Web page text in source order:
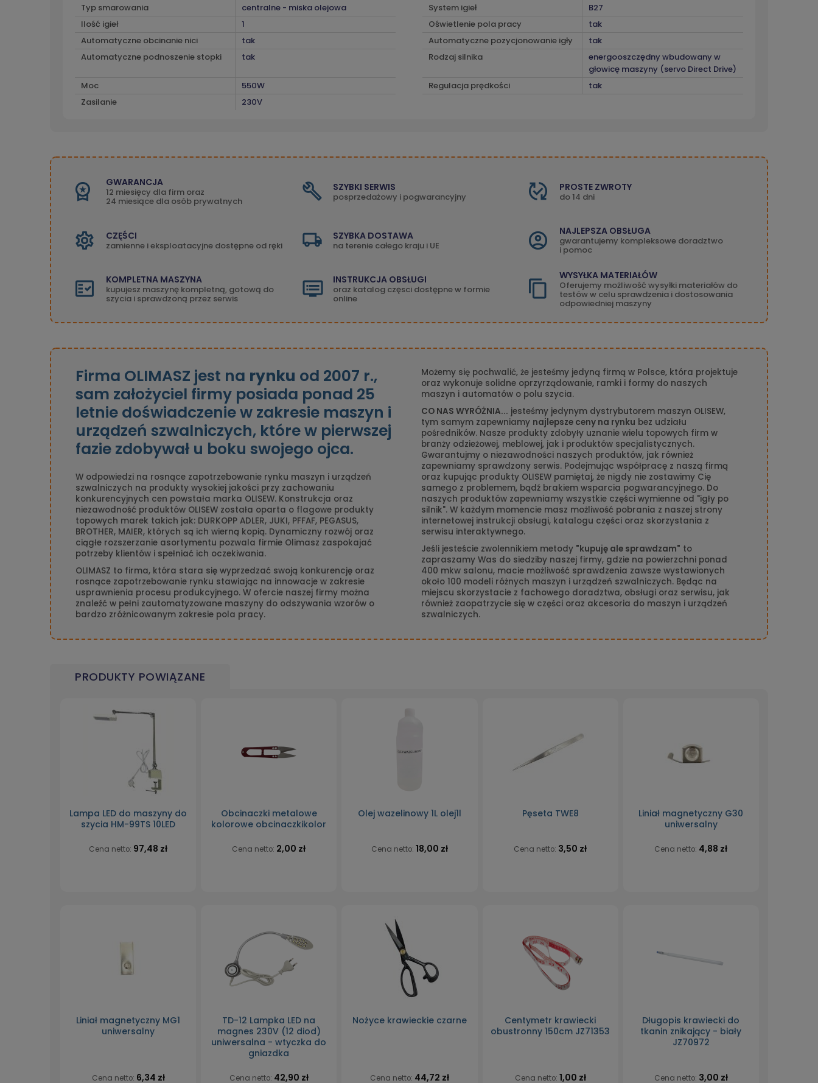
Typ smarowania
centralne - miska olejowa System igieł
B27
Ilość igieł
1 Oświetlenie pola pracy
tak
Automatyczne obcinanie nici
tak Automatyczne pozycjonowanie igły
tak
Automatyczne podnoszenie stopki
tak Rodzaj silnika
energooszczędny wbudowany w
głowicę maszyny (servo Direct Drive)
Moc
550W Regulacja prędkości
tak
Zasilanie
230V
GWARANCJA
12 miesięcy dla firm oraz
24 miesiące dla osób prywatnych
SZYBKI SERWIS
posprzedażowy i pogwarancyjny
PROSTE ZWROTY
do 14 dni
CZĘŚCI
zamienne i eksploatacyjne dostępne od ręki
SZYBKA DOSTAWA
na terenie całego kraju i UE
NAJLEPSZA OBSŁUGA
gwarantujemy kompleksowe doradztwo
i pomoc
KOMPLETNA MASZYNA
kupujesz maszynę kompletną, gotową do
szycia i sprawdzoną przez serwis
INSTRUKCJA OBSŁUGI
oraz katalog częsci dostępne w formie
online
WYSYŁKA MATERIAŁÓW
Oferujemy możliwość wysyłki materiałów do
testów w celu sprawdzenia i dostosowania
odpowiedniej maszyny
Firma OLIMASZ jest na rynku od 2007 r.,
sam założyciel firmy posiada ponad 25
letnie doświadczenie w zakresie maszyn i
urządzeń szwalniczych, które w pierwszej
fazie zdobywał u boku swojego ojca.
W odpowiedzi na rosnące zapotrzebowanie rynku maszyn i urządzeń
szwalniczych na produkty wysokiej jakości przy zachowaniu
konkurencyjnych cen powstała marka OLISEW. Konstrukcja oraz
niezawodność produktów OLISEW została oparta o flagowe produkty
topowych marek takich jak: DURKOPP ADLER, JUKI, PFFAF, PEGASUS,
BROTHER, MAIER, których są ich wierną kopią. Dynamiczny rozwój oraz
ciągłe rozszerzanie asortymentu pozwala firmie Olimasz zaspokajać
potrzeby klientów i spełniać ich oczekiwania.
OLIMASZ to firma, która stara się wyprzedzać swoją konkurencję oraz
rosnące zapotrzebowanie rynku stawiając na innowacje w zakresie
usprawnienia procesu produkcyjnego. W ofercie naszej firmy można
znaleźć w pełni zautomatyzowane maszyny do odszywania wzorów o
bardzo zróżnicowanym zakresie pola pracy.
Możemy się pochwalić, że jesteśmy jedyną firmą w Polsce, która projektuje
oraz wykonuje solidne oprzyrządowanie, ramki i formy do naszych
maszyn i automatów o polu szycia.
CO NAS WYRÓŻNIA... jesteśmy jedynym dystrybutorem maszyn OLISEW,
tym samym zapewniamy najlepsze ceny na rynku bez udziału
pośredników. Nasze produkty zdobyły uznanie wielu topowych firm w
branży odzieżowej, meblowej, jak i produktów specjalistycznych.
Gwarantujmy o niezawodności naszych produktów, jak również
zapewniamy sprawdzony serwis. Podejmując współpracę z naszą firmą
oraz kupując produkty OLISEW pamiętaj, że nigdy nie zostawimy Cię
samego z problemem, bądź brakiem wsparcia pogwarancyjnego. Do
naszych produktów zapewniamy wszystkie części wymienne od "igły po
silnik". W każdym momencie masz możliwość pobrania z naszej strony
internetowej instrukcji obsługi, katalogu części oraz skorzystania z
serwisu interaktywnego.
Jeśli jesteście zwolennikiem metody "kupuję ale sprawdzam" to
zapraszamy Was do siedziby naszej firmy, gdzie na powierzchni ponad
400 mkw salonu, macie możliwość sprawdzenia zawsze wystawionych
około 100 modeli różnych maszyn i urządzeń szwalniczych. Będąc na
miejscu skorzystacie z fachowego doradztwa, obsługi oraz serwisu, jak
również zaopatrzycie się w części oraz akcesoria do maszyn i urządzeń
szwalniczych.
PRODUKTY POWIĄZANE
Lampa LED do maszyny do
szycia HM-99TS 10LED
Cena netto: 97,48 zł
Obcinaczki metalowe
kolorowe obcinaczkikolor
Cena netto: 2,00 zł
Olej wazelinowy 1L olej1l
Cena netto: 18,00 zł
Pęseta TWE8
Cena netto: 3,50 zł
Liniał magnetyczny G30
uniwersalny
Cena netto: 4,88 zł
Liniał magnetyczny MG1
uniwersalny
Cena netto: 6,34 zł
TD-12 Lampka LED na
magnes 230V (12 diod)
uniwersalna - wtyczka do
gniazdka
Cena netto: 42,90 zł
Nożyce krawieckie czarne
Cena netto: 44,72 zł
Centymetr krawiecki
obustronny 150cm JZ71353
Cena netto: 1,00 zł
Długopis krawiecki do
tkanin znikający - biały
JZ70972
Cena netto: 3,00 zł